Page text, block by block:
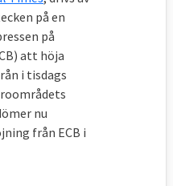
på en
på
att höja
i tisdags
nu
från ECB i